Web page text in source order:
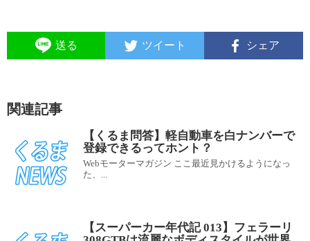
送る ツイート シェア
関連記事
【くるま問答】軽自動車を白ナンバーで
登録できるってホント？
Webモーターマガジン ここ最近見かけるようになっ
た、...
【スーパーカー年代記 013】フェラーリ